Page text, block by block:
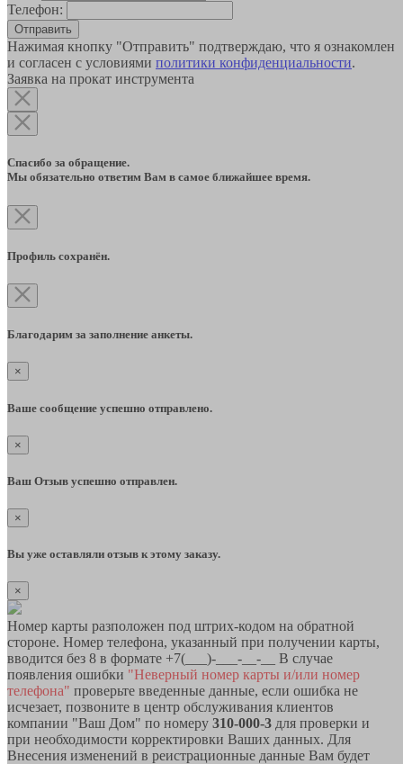
Телефон:
Отправить
Нажимая кнопку "Отправить" подтверждаю, что я ознакомлен
и согласен с условиями политики конфиденциальности.
Заявка на прокат инструмента
Спасибо за обращение.
Мы обязательно ответим Вам в самое ближайшее время.
Профиль сохранён.
Благодарим за заполнение анкеты.
×
Ваше сообщение успешно отправлено.
×
Ваш Отзыв успешно отправлен.
×
Вы уже оставляли отзыв к этому заказу.
×
Номер карты разположен под штрих-кодом на обратной
стороне. Номер телефона, указанный при получении карты,
вводится без 8 в формате +7(___)-___-__-__ В случае
появления ошибки "Неверный номер карты и/или номер
телефона" проверьте введенные данные, если ошибка не
исчезает, позвоните в центр обслуживания клиентов
компании "Ваш Дом" по номеру 310-000-3 для проверки и
при необходимости корректировки Ваших данных. Для
Внесения изменений в реистрационные данные Вам будет